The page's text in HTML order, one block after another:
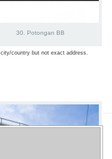
30. Potongan BB
country but not exact address.